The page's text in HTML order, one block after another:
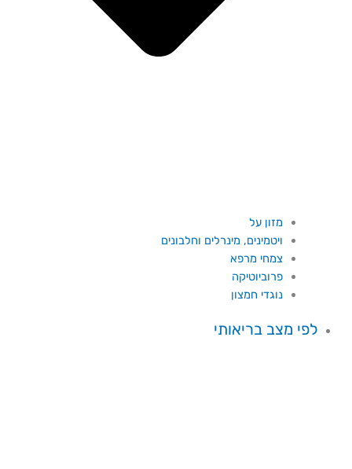
מזון על
ויטמינים, מינרלים וחלבונים
צמחי מרפא
פרוביוטיקה
נוגדי חמצון
לפי מצב בריאותי